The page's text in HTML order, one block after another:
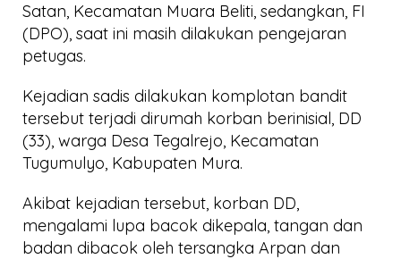
Satan, Kecamatan Muara Beliti, sedangkan, FI
(DPO), saat ini masih dilakukan pengejaran
petugas.
Kejadian sadis dilakukan komplotan bandit
tersebut terjadi dirumah korban berinisial, DD
(33), warga Desa Tegalrejo, Kecamatan
Tugumulyo, Kabupaten Mura.
Akibat kejadian tersebut, korban DD,
mengalami lupa bacok dikepala, tangan dan
badan dibacok oleh tersangka Arpan dan